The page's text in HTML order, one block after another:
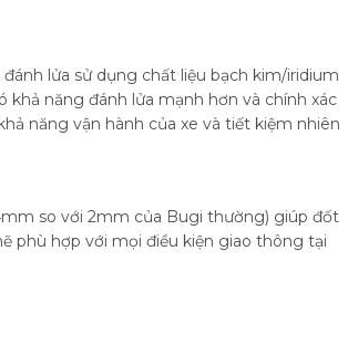
đánh lửa sử dụng chất liệu bạch kim/iridium
năng đánh lửa mạnh hơn và chính xác
năng vận hành của xe và tiết kiệm nhiên
so với 2mm của Bugi thường) giúp đốt
phù hợp với mọi điều kiện giao thông tại